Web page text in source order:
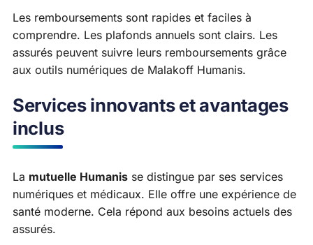
Les remboursements sont rapides et faciles à
comprendre. Les plafonds annuels sont clairs. Les
assurés peuvent suivre leurs remboursements grâce
aux outils numériques de Malakoff Humanis.
Services innovants et avantages
inclus
La mutuelle Humanis se distingue par ses services
numériques et médicaux. Elle offre une expérience de
santé moderne. Cela répond aux besoins actuels des
assurés.